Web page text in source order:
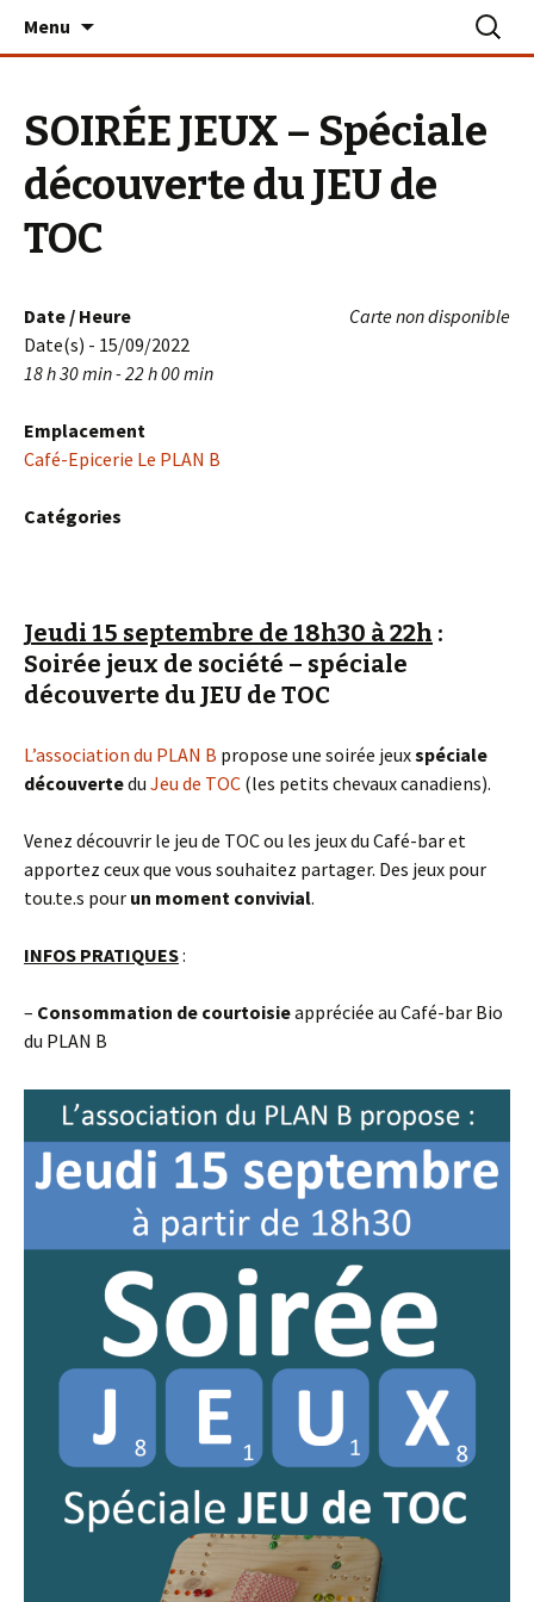
Le PLAN B – La Turballe
Menu
SOIRÉE JEUX – Spéciale
découverte du JEU de
TOC
Carte non disponible
Date / Heure
Date(s) - 15/09/2022
18 h 30 min - 22 h 00 min
Emplacement
Café-Epicerie Le PLAN B
Catégories
Jeudi 15 septembre de 18h30 à 22h :
Soirée jeux de société – spéciale
découverte du JEU de TOC
L’association du PLAN B propose une soirée jeuxspéciale
découvertedu Jeu de TOC (les petits chevaux canadiens).
Venez découvrir le jeu de TOC ou les jeux du Café-bar et
apportez ceux que vous souhaitez partager. Des jeux pour
tou.te.s pour un moment convivial.
INFOS PRATIQUES:
– Consommation de courtoisieappréciée au Café-bar Bio
du PLAN B